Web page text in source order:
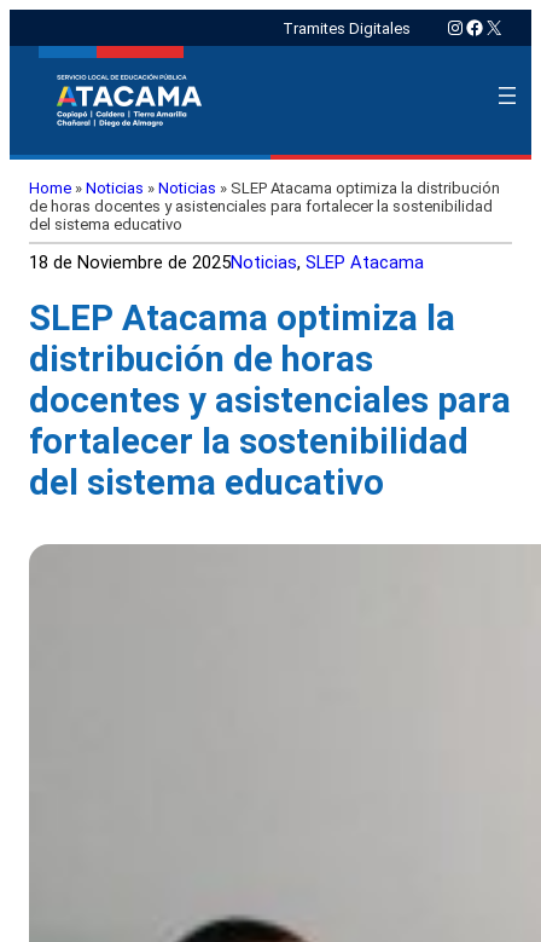
Tramites Digitales Instagram
X
Home » Noticias » Noticias » SLEP Atacama optimiza la distribución
de horas docentes y asistenciales para fortalecer la sostenibilidad
del sistema educativo
18 de Noviembre de 2025Noticias, SLEP Atacama
SLEP Atacama optimiza la
distribución de horas
docentes y asistenciales para
fortalecer la sostenibilidad
del sistema educativo